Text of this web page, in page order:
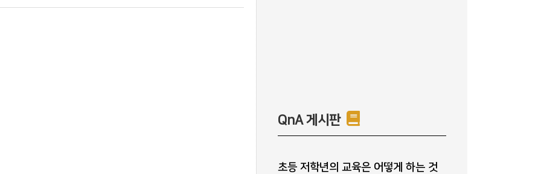
QnA 게시판
초등 저학년의 교육은 어떻게 하는 것